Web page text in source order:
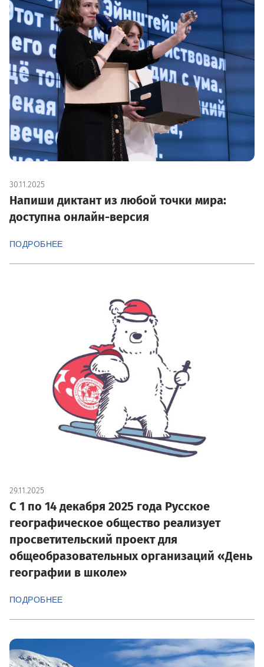
30.11.2025
Напиши диктант из любой точки мира:
доступна онлайн-версия
ПОДРОБНЕЕ
29.11.2025
С 1 по 14 декабря 2025 года Русское
географическое общество реализует
просветительский проект для
общеобразовательных организаций «День
географии в школе»
ПОДРОБНЕЕ